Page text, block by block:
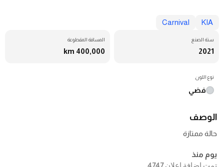
KIA
Carnival
سنة الصنع
2021
المسافة المقطوعة
400,000 km
نوع اللون
فضي
الوصف
حالة ممتازة
يوم منذ